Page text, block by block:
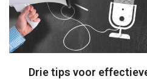
Drie tips voor